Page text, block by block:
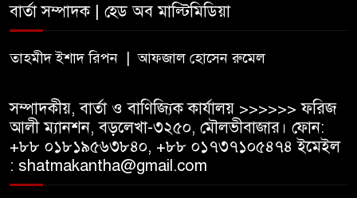
যুবক নিহত
৫০০ টাকা মজুরিসহ বিভিন্ন দাবিতে
বার্তা সম্পাদক | হেড অব মাল্টিমিডিয়া
তাহমীদ ইশাদ রিপন | আফজাল হোসেন রুমেল
সম্পাদকীয়, বার্তা ও বাণিজ্যিক কার্যালয় >>>>>> ফরিজ
আলী ম্যানশন, বড়লেখা-৩২৫০, মৌলভীবাজার। ফোন:
+৮৮ ০১৮১৯৫৬৩৮৪০, +৮৮ ০১৭৩৭১০৫৪৭৪ ইমেইল
: shatmakantha@gmail.com